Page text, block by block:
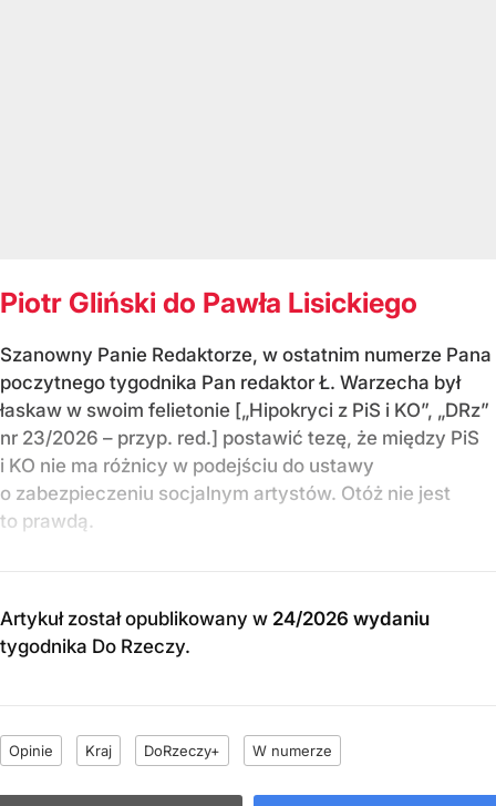
Piotr Gliński do Pawła Lisickiego
Szanowny Panie Redaktorze, w ostatnim numerze Pana
poczytnego tygodnika Pan redaktor Ł. Warzecha był
łaskaw w swoim felietonie [„Hipokryci z PiS i KO”, „DRz”
nr 23/2026 – przyp. red.] postawić tezę, że między PiS
i KO nie ma różnicy w podejściu do ustawy
o zabezpieczeniu socjalnym artystów. Otóż nie jest
to prawdą.
Artykuł został opublikowany w 24/2026 wydaniu
tygodnika Do Rzeczy.
Opinie Kraj DoRzeczy+ W numerze